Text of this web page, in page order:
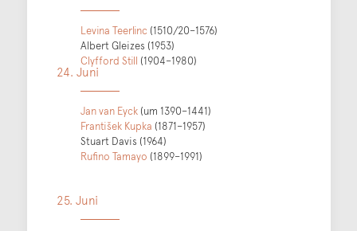
Levina Teerlinc (1510/20–1576)
Albert Gleizes (1953)
Clyfford Still (1904–1980)
24. Juni
Jan van Eyck (um 1390–1441)
František Kupka (1871–1957)
Stuart Davis (1964)
Rufino Tamayo (1899–1991)
25. Juni